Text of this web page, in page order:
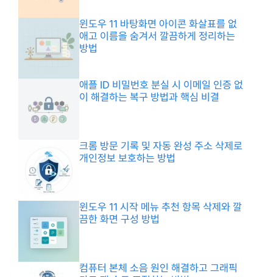
윈도우 11 바탕화면 아이콘 화살표를 없
애고 이름을 숨겨서 깔끔하게 정리하는
방법
애플 ID 비밀번호 분실 시 이메일 인증 없
이 해결하는 복구 방법과 핵심 비결
크롬 방문 기록 및 자동 완성 주소 삭제로
개인정보 보호하는 방법
윈도우 11 시작 메뉴 추천 항목 삭제와 깔
끔한 화면 구성 방법
컴퓨터 본체 소음 원인 해결하고 그래픽